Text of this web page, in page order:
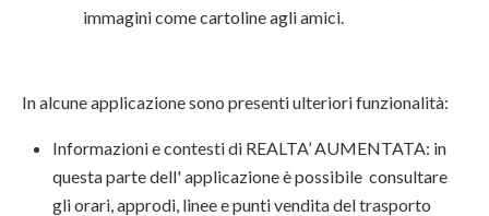
immagini come cartoline agli amici.
In alcune applicazione sono presenti ulteriori funzionalità:
Informazioni e contesti di REALTA’ AUMENTATA: in
questa parte dell' applicazione è possibile consultare
gli orari, approdi, linee e punti vendita del trasporto